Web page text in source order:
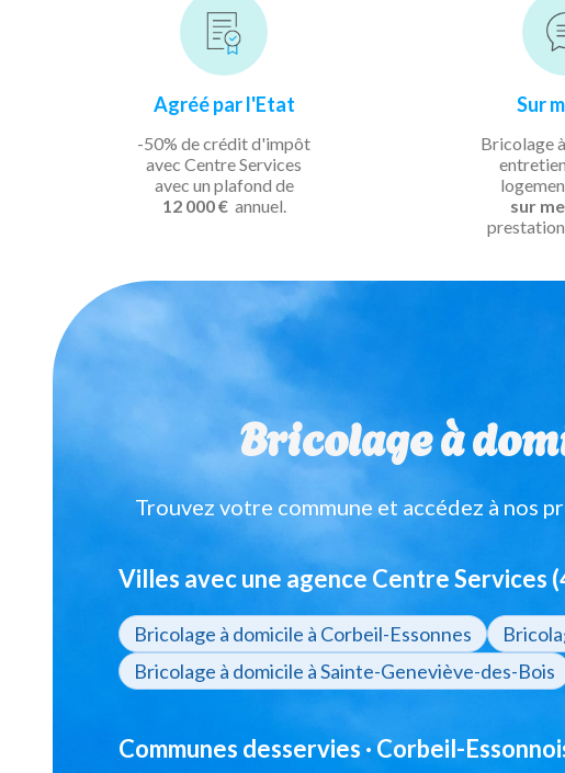
Agréé par l'Etat
-50% de crédit d'impôt
avec Centre Services
avec un plafond de
12 000 € annuel.
Sur
Bricolage
sur
Bricolage à
Trouvez votre commune et accédez à nos
Villes avec une agence Centre Services
Bricolage à domicile à Corbeil-Essonnes
Bricolage à domicile à Sainte-Geneviève-des-Bois
Communes desservies · Corbeil-